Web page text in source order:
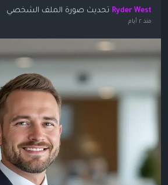
Ryder West تحديث صورة الملف الشخصي
منذ ٢ أيام